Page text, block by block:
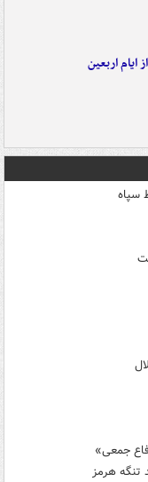
ایام اربعین
سپاه
جمعی»
تنگه هرمز